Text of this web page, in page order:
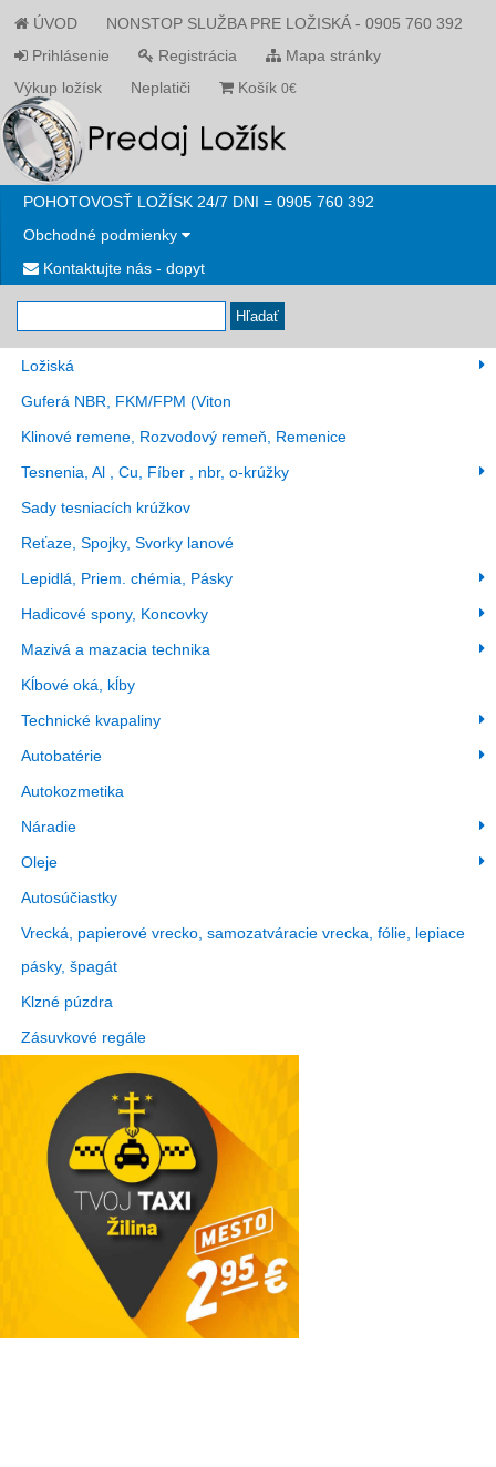
ÚVOD
NONSTOP SLUŽBA PRE LOŽISKÁ - 0905 760 392
Prihlásenie
Registrácia
Mapa stránky
Výkup ložísk
Neplatiči Košík 0€
POHOTOVOSŤ LOŽÍSK 24/7 DNI = 0905 760 392
Obchodné podmienky
Kontaktujte nás - dopyt
Hľadať
Ložiská
Guferá NBR, FKM/FPM (Viton
Klinové remene, Rozvodový remeň, Remenice
Tesnenia, Al , Cu, Fíber , nbr, o-krúžky
Sady tesniacích krúžkov
Reťaze, Spojky, Svorky lanové
Lepidlá, Priem. chémia, Pásky
Hadicové spony, Koncovky
Mazivá a mazacia technika
Kĺbové oká, kĺby
Technické kvapaliny
Autobatérie
Autokozmetika
Náradie
Oleje
Autosúčiastky
Vrecká, papierové vrecko, samozatváracie vrecka, fólie, lepiace
pásky, špagát
Klzné púzdra
Zásuvkové regále